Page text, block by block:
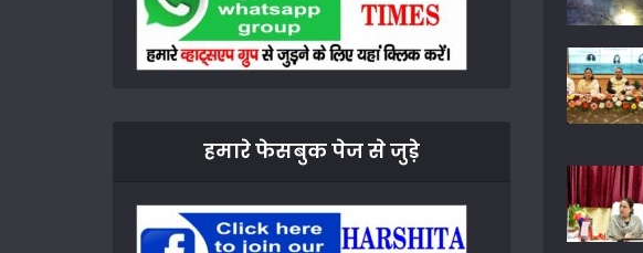
हमारे फेसबुक पेज से जुड़े